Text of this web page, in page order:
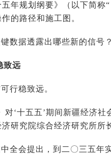
年规划纲要》（以下简称
的路径和施工图。
数据透露出哪些新的信号？
致远
行稳致远。
对‘十五五’期间新疆经济
研究院综合经济研究所所
全会提出，到二〇三五年